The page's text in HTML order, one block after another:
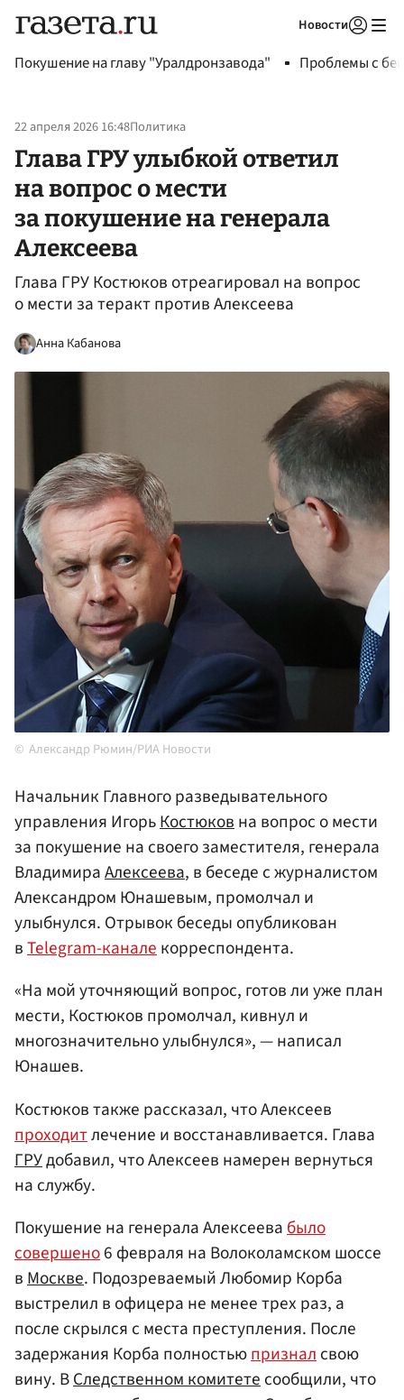
Новости
Покушение на главу "Уралдронзавода" Проблемы с
22 апреля 2026 16:48Политика
Глава ГРУ улыбкой ответил
на вопрос о мести
за покушение на генерала
Алексеева
Глава ГРУ Костюков отреагировал на вопрос
о мести за теракт против Алексеева
Анна Кабанова
Александр Рюмин/РИА Новости
Начальник Главного разведывательного
управления ИгорьКостюковна вопрос о мести
за покушение на своего заместителя, генерала
ВладимираАлексеева, в беседе с журналистом
Александром Юнашевым, промолчал и
улыбнулся. Отрывок беседы опубликован
вTelegram-каналекорреспондента.
«На мой уточняющий вопрос, готов ли уже план
мести, Костюков промолчал, кивнул и
многозначительно улыбнулся», — написал
Юнашев.
Костюков также рассказал, что Алексеев
проходитлечение и восстанавливается. Глава
ГРУдобавил, что Алексеев намерен вернуться
на службу.
Покушение на генерала Алексеевабыло
совершено6 февраля на Волоколамском шоссе
вМоскве. Подозреваемый Любомир Корба
выстрелил в офицера не менее трех раз, а
после скрылся с места преступления. После
задержания Корба полностьюпризналсвою
вину. ВСледственном комитетесообщили, что